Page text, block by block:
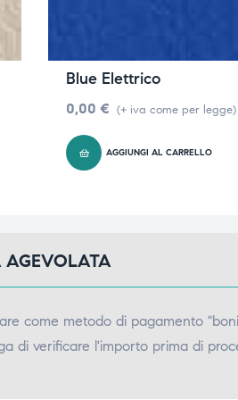
Blue Elettrico
0,00 € (+ iva come per legge)
AGGIUNGI AL CARRELLO
AGEVOLATA
come metodo di pagamento
di verificare l'importo prima di